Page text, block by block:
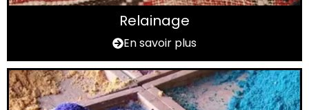
Relainage
En savoir plus